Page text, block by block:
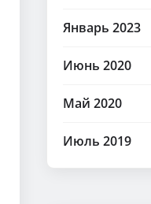
Январь 2023
Июнь 2020
Май 2020
Июль 2019